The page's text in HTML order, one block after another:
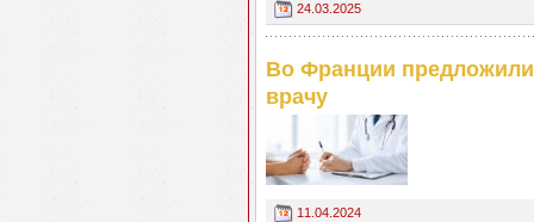
24.03.2025
Во Франции
врачу
11.04.2024